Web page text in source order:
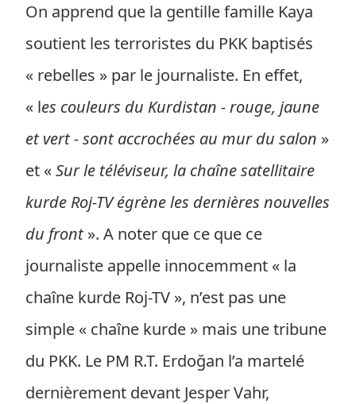
On apprend que la gentille famille Kaya
soutient les terroristes du PKK baptisés
« rebelles » par le journaliste. En effet,
« les couleurs du Kurdistan - rouge, jaune
et vert - sont accrochées au mur du salon »
et «Sur le téléviseur, la chaîne satellitaire
kurde Roj-TV égrène les dernières nouvelles
du front». A noter que ce que ce
journaliste appelle innocemment « la
chaîne kurde Roj-TV », n’est pas une
simple « chaîne kurde » mais une tribune
du PKK. Le PM R.T. Erdoğan l’a martelé
dernièrement devant Jesper Vahr,